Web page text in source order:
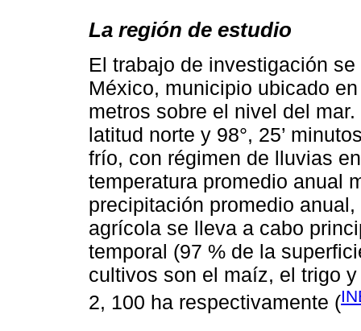
La región de estudio
El trabajo de investigación
México, municipio ubicado
metros sobre el nivel del
latitud norte y 98°, 25’
frío, con régimen de lluvias
temperatura promedio anual
precipitación promedio
agrícola se lleva a cabo
temporal (97 % de la
cultivos son el maíz, el trigo
2, 100 ha respectivamente (